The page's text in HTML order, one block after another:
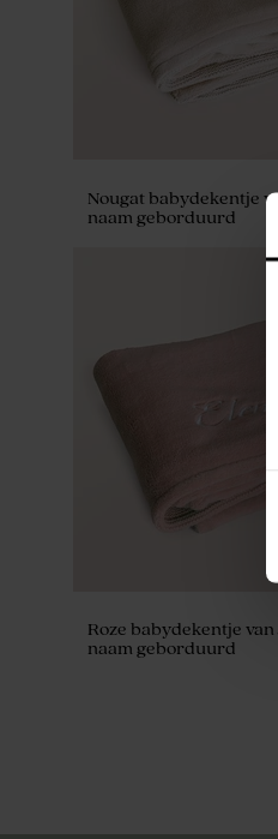
Nougat babydekentje
naam geborduurd
Roze babydekentje
naam geborduurd